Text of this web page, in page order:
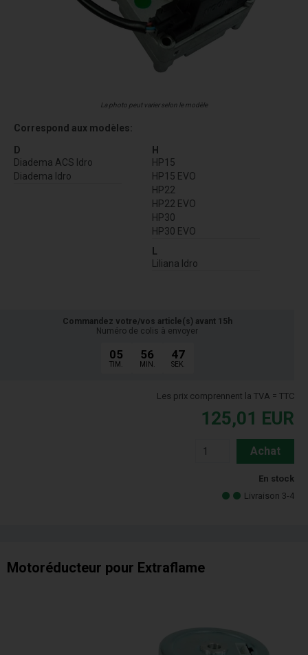
La photo peut varier selon le modèle
Correspond aux modèles:
D
Diadema ACS Idro
Diadema Idro
H
HP15
HP15 EVO
HP22
HP22 EVO
HP30
HP30 EVO
L
Liliana Idro
Commandez votre/vos article(s) avant 15h
Numéro de colis à envoyer
05
TIM.
56
MIN.
46
SEK.
Les prix comprennent la TVA = TTC
125,01 EUR
Achat
En stock
Livraison 3-4
Motoréducteur pour Extraflame